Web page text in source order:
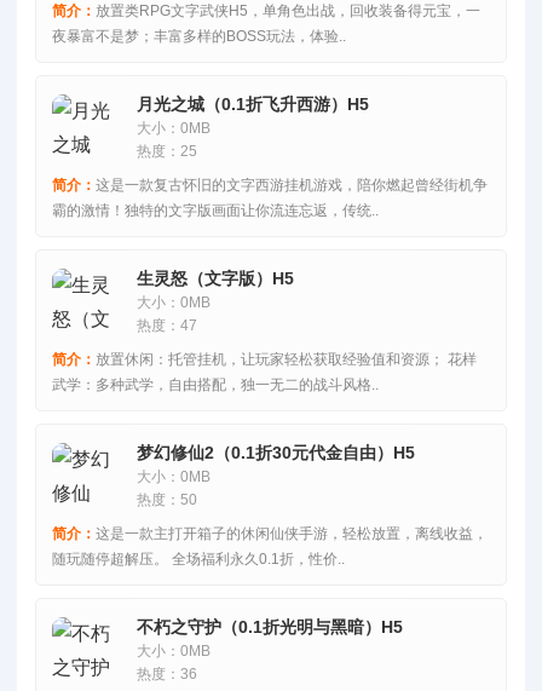
简介： 放置类RPG文字武侠H5，单角色出战，回收装备得元宝，一
夜暴富不是梦；丰富多样的BOSS玩法，体验..
月光之城（0.1折飞升西游）H5
大小：0MB
热度：25
简介： 这是一款复古怀旧的文字西游挂机游戏，陪你燃起曾经街机争
霸的激情！独特的文字版画面让你流连忘返，传统..
生灵怒（文字版）H5
大小：0MB
热度：47
简介： 放置休闲：托管挂机，让玩家轻松获取经验值和资源； 花样
武学：多种武学，自由搭配，独一无二的战斗风格..
梦幻修仙2（0.1折30元代金自由）H5
大小：0MB
热度：50
简介： 这是一款主打开箱子的休闲仙侠手游，轻松放置，离线收益，
随玩随停超解压。 全场福利永久0.1折，性价..
不朽之守护（0.1折光明与黑暗）H5
大小：0MB
热度：36